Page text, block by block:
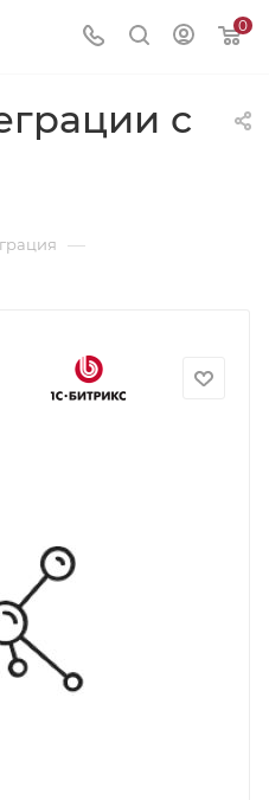
0
с
—